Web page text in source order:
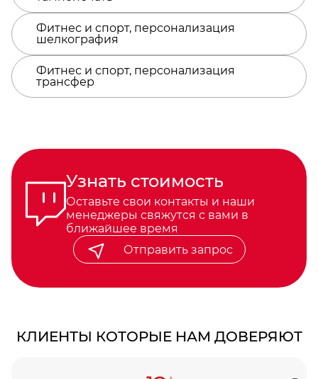
Фитнес и спорт, персонализация
шелкография
Фитнес и спорт, персонализация
трансфер
Узнать стоимость
Оставьте свои контакты и наши
менеджеры свяжутся с вами в
ближайшее время
Отправить запрос
КЛИЕНТЫ КОТОРЫЕ НАМ ДОВЕРЯЮТ